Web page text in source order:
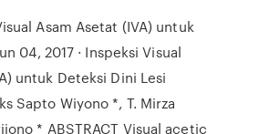
Asam Asetat (IVA) untuk
04, 2017 · Inspeksi Visual
untuk Deteksi Dini Lesi
Sapto Wiyono *, T. Mirza
* ABSTRACT Visual acetic